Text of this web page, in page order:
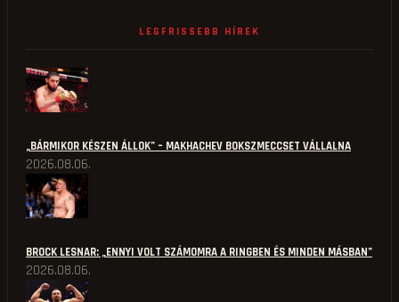
LEGFRISSEBB HÍREK
„BÁRMIKOR KÉSZEN ÁLLOK” – MAKHACHEV BOKSZMECCSET VÁLLALNA
2026.08.06.
BROCK LESNAR: „ENNYI VOLT SZÁMOMRA A RINGBEN ÉS MINDEN MÁSBAN”
2026.08.06.